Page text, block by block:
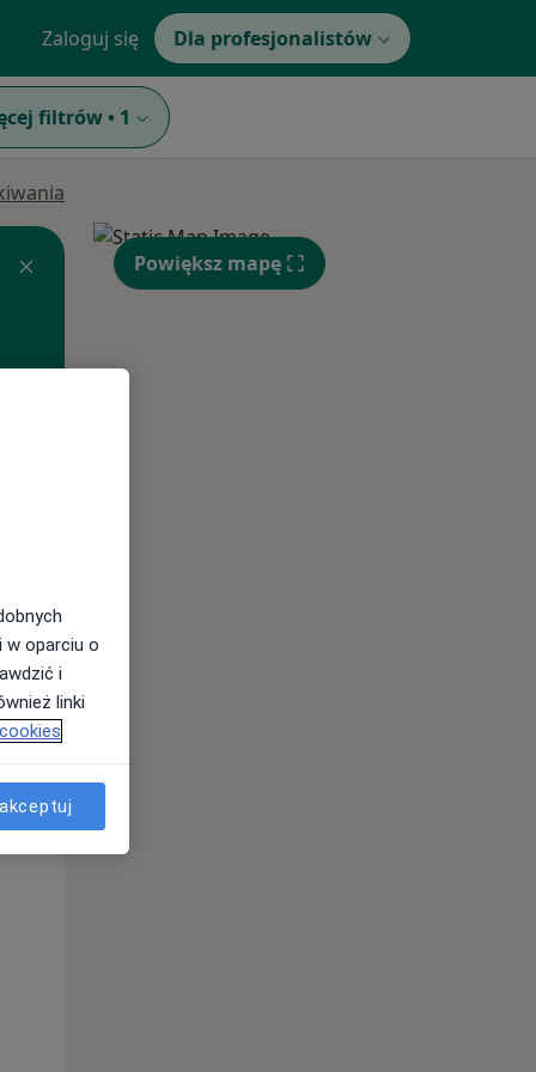
Zaloguj się Dla profesjonalistów
filtrów • 1
Pon,
Powiększ mapę
w oparciu o
i
linki